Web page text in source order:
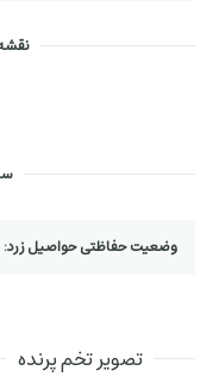
وضعیت حفاظتی حواصیل زرد:
تصویر تخم پرنده